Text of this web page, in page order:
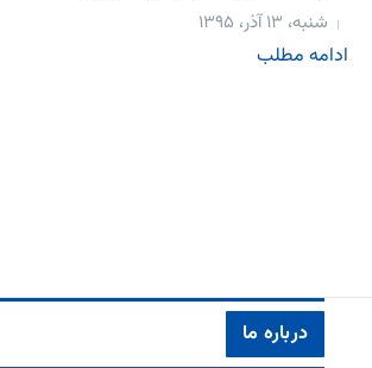
شنبه، ۱۳ آذر، ۱۳۹۵
ادامه مطلب
درباره ما